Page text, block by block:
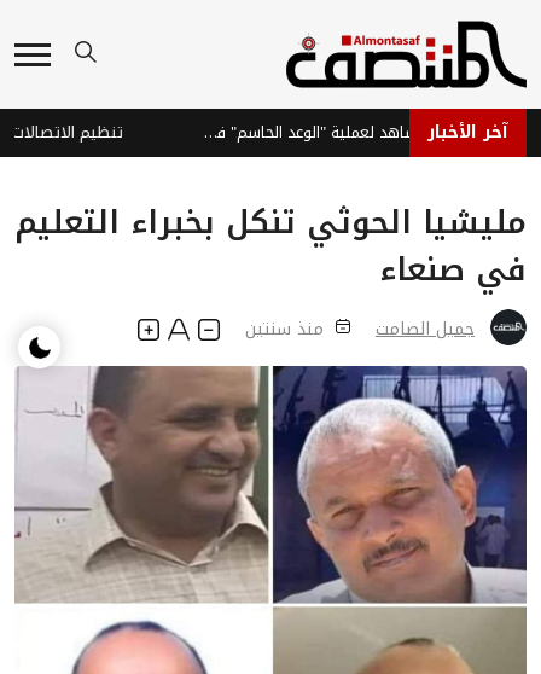
آخر الأخبار القوات الحكومية تبث مشاهد لعملية "الوعد الحاسم" في صعدة
مليشيا الحوثي تنكل بخبراء التعليم
في صنعاء
جميل الصامت منذ سنتين